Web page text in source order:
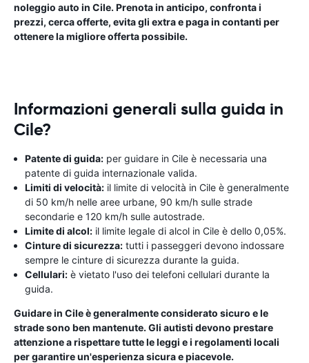
noleggio auto in Cile. Prenota in anticipo, confronta i
prezzi, cerca offerte, evita gli extra e paga in contanti per
ottenere la migliore offerta possibile.
Informazioni generali sulla guida in
Cile?
Patente di guida: per guidare in Cile è necessaria una
patente di guida internazionale valida.
Limiti di velocità: il limite di velocità in Cile è generalmente
di 50 km/h nelle aree urbane, 90 km/h sulle strade
secondarie e 120 km/h sulle autostrade.
Limite di alcol: il limite legale di alcol in Cile è dello 0,05%.
Cinture di sicurezza: tutti i passeggeri devono indossare
sempre le cinture di sicurezza durante la guida.
Cellulari: è vietato l'uso dei telefoni cellulari durante la
guida.
Guidare in Cile è generalmente considerato sicuro e le
strade sono ben mantenute. Gli autisti devono prestare
attenzione a rispettare tutte le leggi e i regolamenti locali
per garantire un'esperienza sicura e piacevole.